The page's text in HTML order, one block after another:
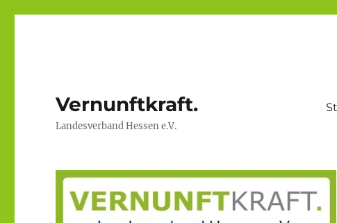
Vernunftkraft.
Landesverband Hessen e.V.